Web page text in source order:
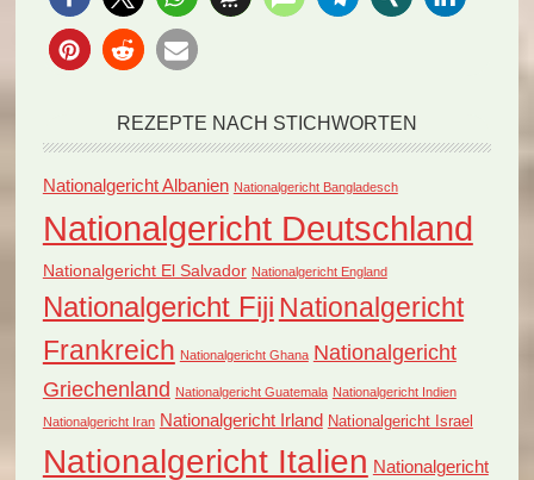
REZEPTE NACH STICHWORTEN
Nationalgericht Albanien Nationalgericht Bangladesch
Nationalgericht Deutschland
Nationalgericht El Salvador Nationalgericht England
Nationalgericht Fiji Nationalgericht
Frankreich Nationalgericht Ghana Nationalgericht
Griechenland Nationalgericht Guatemala Nationalgericht Indien
Nationalgericht Iran Nationalgericht Irland Nationalgericht Israel
Nationalgericht Italien Nationalgericht